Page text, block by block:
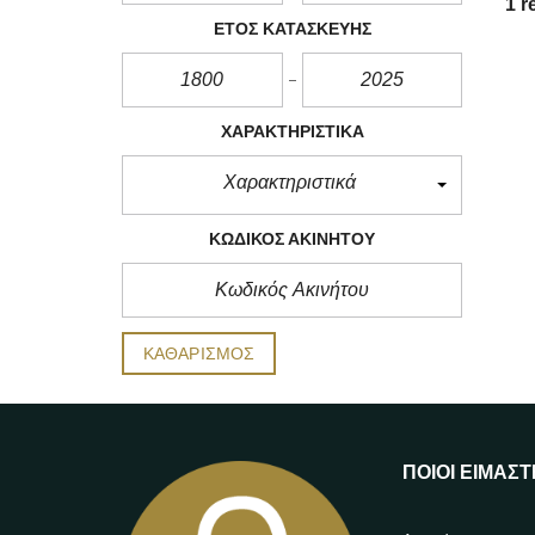
ΈΤΟΣ ΚΑΤΑΣΚΕΥΉΣ
ΧΑΡΑΚΤΗΡΙΣΤΙΚΆ
Χαρακτηριστικά
ΚΩΔΙΚΌΣ ΑΚΙΝΉΤΟΥ
ΚΑΘΑΡΙΣΜΌΣ
ΠΟΙΟΙ